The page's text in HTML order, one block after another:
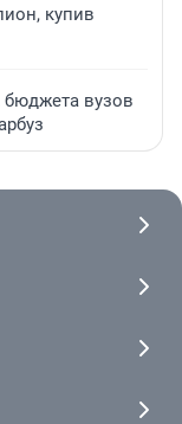
купив
бюджета вузов